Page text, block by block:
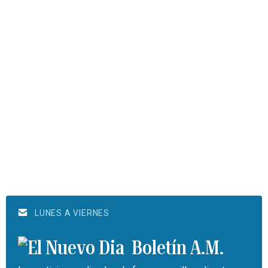
LUNES A VIERNES
Boletín A.M.